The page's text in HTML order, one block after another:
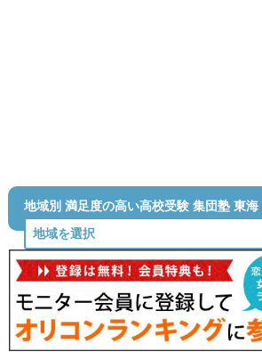
地域別 満足度の高い高校受験 集団塾 東海